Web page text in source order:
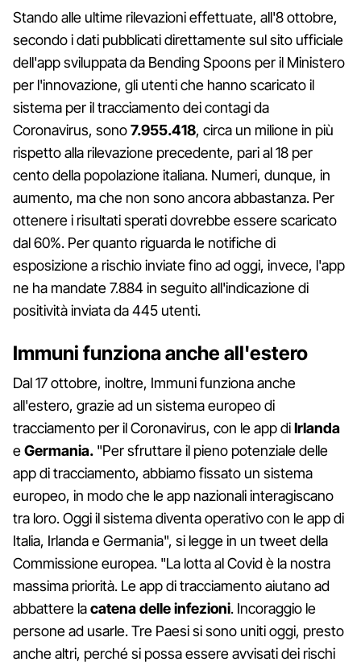
Stando alle ultime rilevazioni effettuate, all'8 ottobre,
secondo i dati pubblicati direttamente sul sito ufficiale
dell'app sviluppata da Bending Spoons per il Ministero
per l'innovazione, gli utenti che hanno scaricato il
sistema per il tracciamento dei contagi da
Coronavirus, sono7.955.418, circa un milione in più
rispetto alla rilevazione precedente, pari al 18 per
cento della popolazione italiana. Numeri, dunque, in
aumento, ma che non sono ancora abbastanza. Per
ottenere i risultati sperati dovrebbe essere scaricato
dal 60%. Per quanto riguarda le notifiche di
esposizione a rischio inviate fino ad oggi, invece, l'app
ne ha mandate 7.884 in seguito all'indicazione di
positività inviata da 445 utenti.
Immuni funziona anche all'estero
Dal 17 ottobre, inoltre, Immuni funziona anche
all'estero, grazie ad un sistema europeo di
tracciamento per il Coronavirus, con le app diIrlanda
eGermania. "Per sfruttare il pieno potenziale delle
app di tracciamento, abbiamo fissato un sistema
europeo, in modo che le app nazionali interagiscano
tra loro. Oggi il sistema diventa operativo con le app di
Italia, Irlanda e Germania", si legge in un tweet della
Commissione europea. "La lotta al Covid è la nostra
massima priorità. Le app di tracciamento aiutano ad
abbattere lacatena delle infezioni. Incoraggio le
persone ad usarle. Tre Paesi si sono uniti oggi, presto
anche altri, perché si possa essere avvisati dei rischi